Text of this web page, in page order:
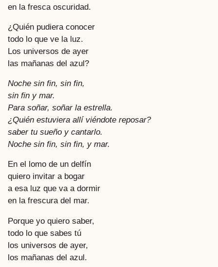
en la fresca oscuridad.
¿Quién pudiera conocer
todo lo que ve la luz.
Los universos de ayer
las mañanas del azul?
Noche sin fin, sin fin,
sin fin y mar.
Para soñar, soñar la estrella.
¿Quién estuviera allí viéndote reposar?
saber tu sueño y cantarlo.
Noche sin fin, sin fin, y mar.
En el lomo de un delfín
quiero invitar a bogar
a esa luz que va a dormir
en la frescura del mar.
Porque yo quiero saber,
todo lo que sabes tú
los universos de ayer,
los mañanas del azul.